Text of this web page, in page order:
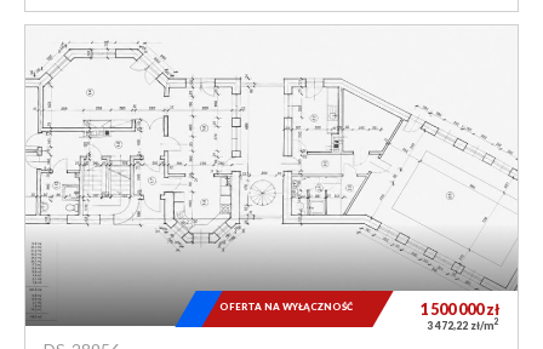
1 500 000zł
3 472,22 zł/m2
OFERTA NA WYŁĄCZNOŚĆ